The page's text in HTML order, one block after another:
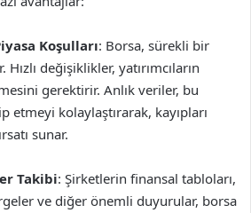
Koşulları: Borsa, sürekli bir
değişiklikler, yatırımcıların
gerektirir. Anlık veriler, bu
etmeyi kolaylaştırarak, kayıpları
sunar.
Takibi: Şirketlerin finansal tabloları,
ve diğer önemli duyurular, borsa